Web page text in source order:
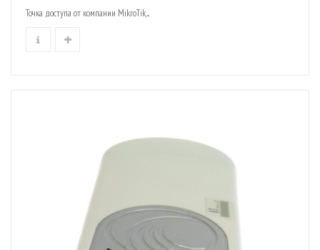
Точка доступа от компании MikroTik,...